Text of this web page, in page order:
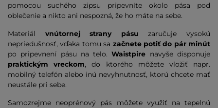
pomocou suchého zipsu pripevníte okolo pása pod
oblečenie a nikto ani nespozná, že ho máte na sebe.
Materiál vnútornej strany pásu zaručuje vysokú
nepriedušnosť, vďaka tomu sa začnete potiť do pár minút
po pripevnení pásu na telo.Waistpire navyše disponuje
praktickým vreckom, do ktorého môžete vložiť napr.
mobilný telefón alebo inú nevyhnutnosť, ktorú chcete mať
neustále pri sebe.
Samozrejme neoprénový pás môžete využiť na tepelnú